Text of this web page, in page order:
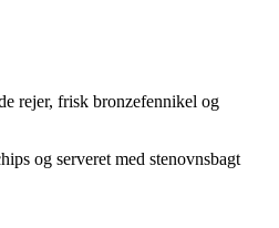
rejer, frisk bronzefennikel og
og serveret med stenovnsbagt